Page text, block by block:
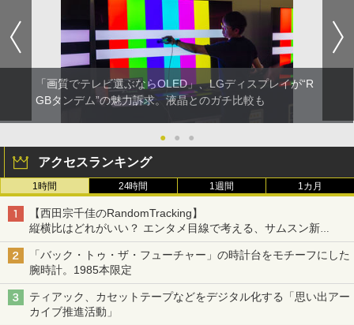
「画質でテレビ選ぶならOLED」、LGディスプレイが“R
GBタンデム”の魅力訴求。液晶とのガチ比較も
● ● ●
アクセスランキング
1時間 24時間 1週間 1カ月
【西田宗千佳のRandomTracking】
縦横比はどれがいい？ エンタメ目線で考える、サムスン新
「Galaxy Z Fold」
「バック・トゥ・ザ・フューチャー」の時計台をモチーフにした
腕時計。1985本限定
ティアック、カセットテープなどをデジタル化する「思い出アー
カイブ推進活動」